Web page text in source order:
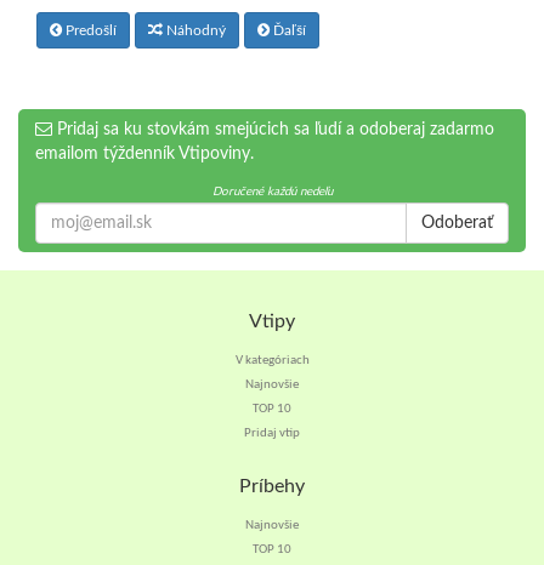
Predošlí Náhodný Ďaľší
Pridaj sa ku stovkám smejúcich sa ľudí a odoberaj zadarmo
emailom týždenník Vtipoviny.
Doručené každú nedeľu
Odoberať
Vtipy
V kategóriach
Najnovšie
TOP 10
Pridaj vtip
Príbehy
Najnovšie
TOP 10